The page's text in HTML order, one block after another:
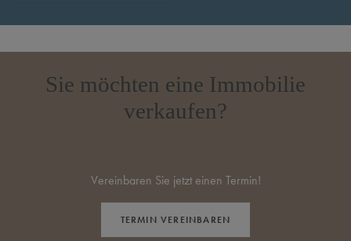
Sie möchten eine Immobilie
verkaufen?
Vereinbaren Sie jetzt einen Termin!
TERMIN VEREINBAREN